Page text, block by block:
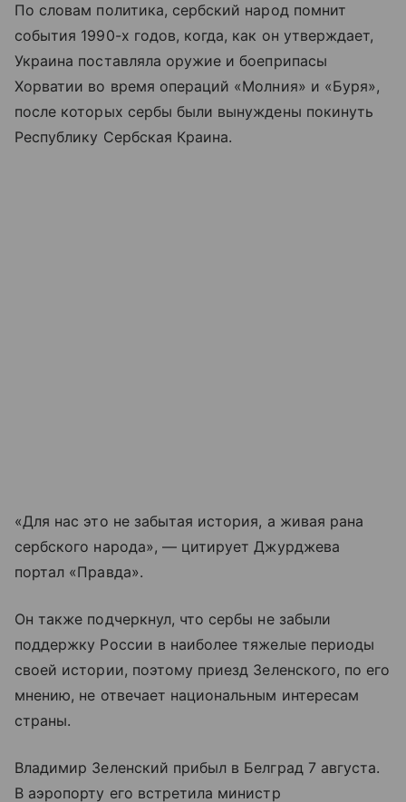
По словам политика, сербский народ помнит
события 1990-х годов, когда, как он утверждает,
Украина поставляла оружие и боеприпасы
Хорватии во время операций «Молния» и «Буря»,
после которых сербы были вынуждены покинуть
Республику Сербская Краина.
«Для нас это не забытая история, а живая рана
сербского народа», — цитирует Джурджева
портал «Правда».
Он также подчеркнул, что сербы не забыли
поддержку России в наиболее тяжелые периоды
своей истории, поэтому приезд Зеленского, по его
мнению, не отвечает национальным интересам
страны.
Владимир Зеленский прибыл в Белград 7 августа.
В аэропорту его встретила министр